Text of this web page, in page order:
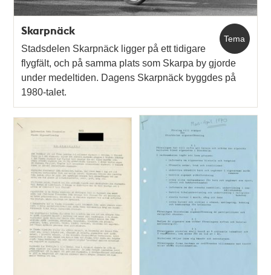
Tema
Skarpnäck
Stadsdelen Skarpnäck ligger på ett tidigare
flygfält, och på samma plats som Skarpa by gjorde
under medeltiden. Dagens Skarpnäck byggdes på
1980-talet.